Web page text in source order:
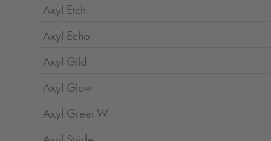
Axyl Etch
Axyl Echo
Axyl Gild
Axyl Glow
Axyl Greet W